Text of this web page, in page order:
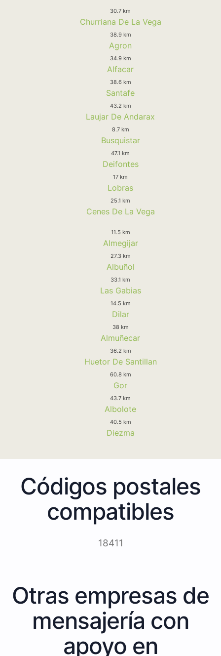
30.7 km
Churriana De La Vega
38.9 km
Agron
34.9 km
Alfacar
38.6 km
Santafe
43.2 km
Laujar De Andarax
8.7 km
Busquistar
47.1 km
Deifontes
17 km
Lobras
25.1 km
Cenes De La Vega
11.5 km
Almegijar
27.3 km
Albuñol
33.1 km
Las Gabias
14.5 km
Dilar
38 km
Almuñecar
36.2 km
Huetor De Santillan
60.8 km
Gor
43.7 km
Albolote
40.5 km
Diezma
Códigos postales
compatibles
18411
Otras empresas de
mensajería con
apoyo en